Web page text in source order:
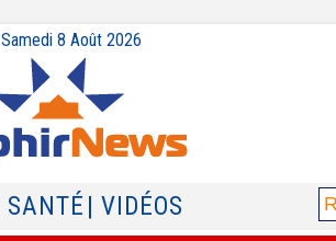
Samedi 8 Août 2026
| SANTÉ | VIDÉOS